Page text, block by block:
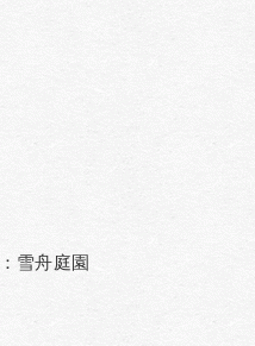
雪舟庭園